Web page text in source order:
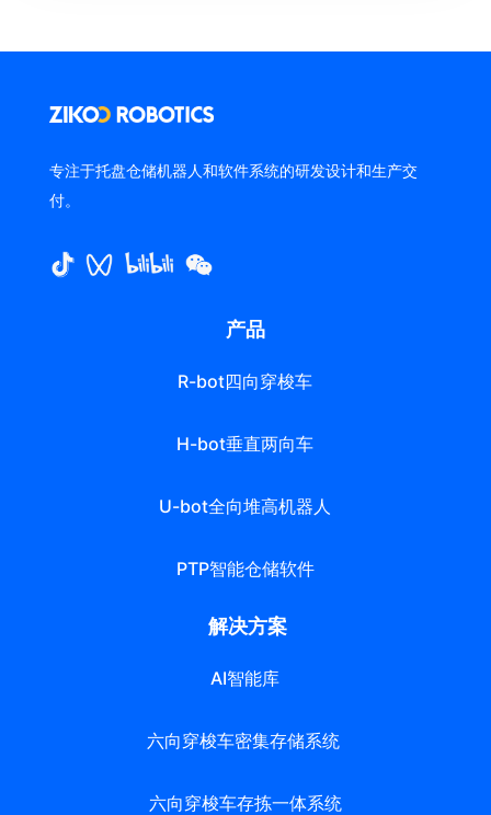
专注于托盘仓储机器人和软件系统的研发设计和生产交
付。
产品
R-bot四向穿梭车
H-bot垂直两向车
U-bot全向堆高机器人
PTP智能仓储软件
解决方案
AI智能库
六向穿梭车密集存储系统
六向穿梭车存拣一体系统